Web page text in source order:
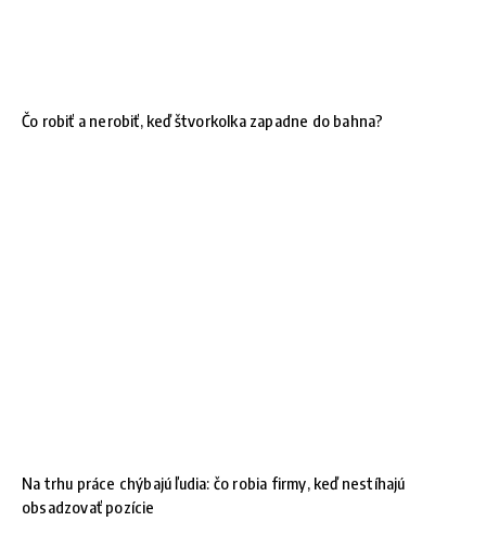
Čo robiť a nerobiť, keď štvorkolka zapadne do bahna?
Na trhu práce chýbajú ľudia: čo robia firmy, keď nestíhajú
obsadzovať pozície